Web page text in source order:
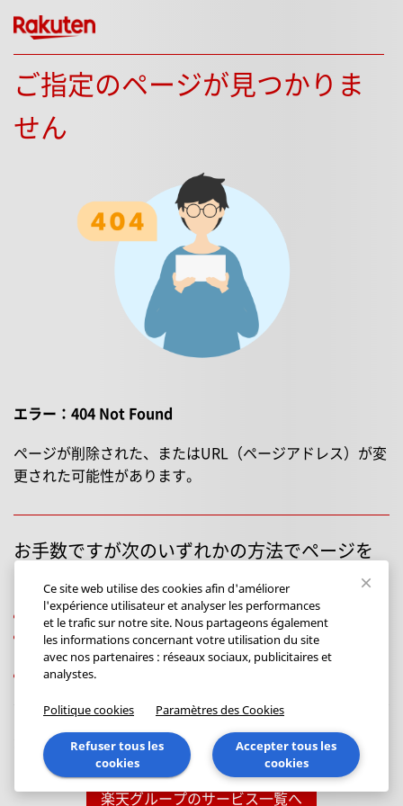
Ce site web utilise des cookies afin d'améliorer
l'expérience utilisateur et analyser les performances
et le trafic sur notre site. Nous partageons également
les informations concernant votre utilisation du site
avec nos partenaires : réseaux sociaux, publicitaires et
analystes.
Politique cookies Paramètres des Cookies
Refuser tous les
cookies
Accepter tous les
cookies